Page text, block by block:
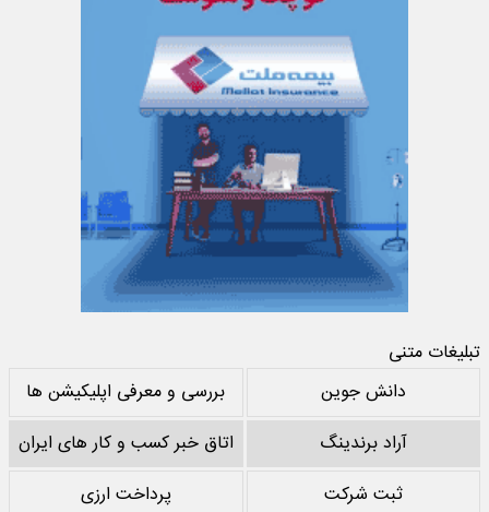
تبلیغات متنی
دانش جوین
بررسی و معرفی اپلیکیشن ها
آراد برندینگ
اتاق خبر کسب و کار های ایران
ثبت شرکت
پرداخت ارزی